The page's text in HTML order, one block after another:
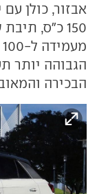
150 כ"ס,
הבכירה והמאובזרת